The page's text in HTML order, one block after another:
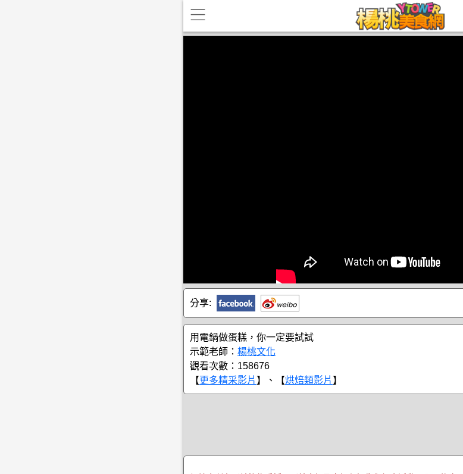
分享:
用電鍋做蛋糕，你一定要試試
示範老師： 楊桃文化
觀看次數：158676
【更多精采影片 】、【烘焙類影片 】